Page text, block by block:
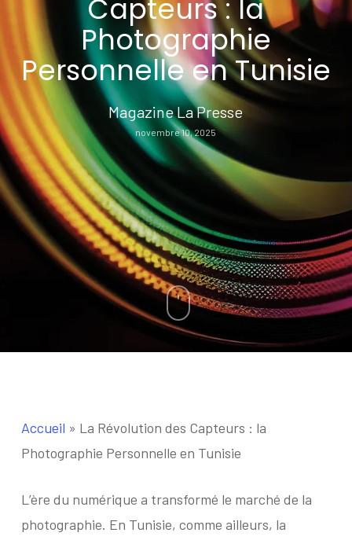
Capteurs : la
Photographie
Personnelle en Tunisie
Magazine La Presse
novembre 10, 2025
Accueil » La Révolution des Capteurs : la
Photographie Personnelle en Tunisie
L’ère du numérique a transformé le marché de la
photographie. En Tunisie, comme ailleurs, la